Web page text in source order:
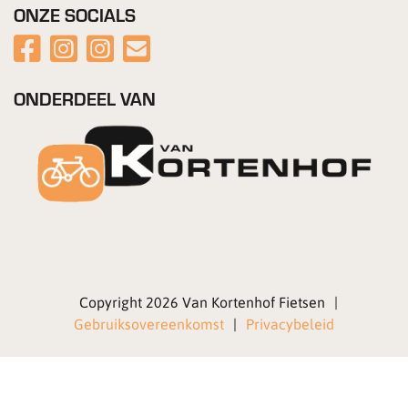
ONZE SOCIALS
ONDERDEEL VAN
Copyright 2026 Van Kortenhof Fietsen |
Gebruiksovereenkomst | Privacybeleid